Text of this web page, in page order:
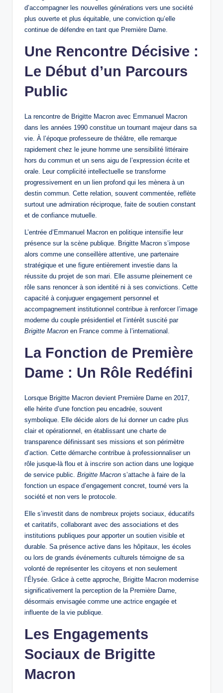
d’accompagner les nouvelles générations vers une société
plus ouverte et plus équitable, une conviction qu’elle
continue de défendre en tant que Première Dame.
Une Rencontre Décisive :
Le Début d’un Parcours
Public
La rencontre de Brigitte Macron avec Emmanuel Macron
dans les années 1990 constitue un tournant majeur dans sa
vie. À l’époque professeure de théâtre, elle remarque
rapidement chez le jeune homme une sensibilité littéraire
hors du commun et un sens aigu de l’expression écrite et
orale. Leur complicité intellectuelle se transforme
progressivement en un lien profond qui les mènera à un
destin commun. Cette relation, souvent commentée, reflète
surtout une admiration réciproque, faite de soutien constant
et de confiance mutuelle.
L’entrée d’Emmanuel Macron en politique intensifie leur
présence sur la scène publique. Brigitte Macron s’impose
alors comme une conseillère attentive, une partenaire
stratégique et une figure entièrement investie dans la
réussite du projet de son mari. Elle assume pleinement ce
rôle sans renoncer à son identité ni à ses convictions. Cette
capacité à conjuguer engagement personnel et
accompagnement institutionnel contribue à renforcer l’image
moderne du couple présidentiel et l’intérêt suscité par
Brigitte Macron en France comme à l’international.
La Fonction de Première
Dame : Un Rôle Redéfini
Lorsque Brigitte Macron devient Première Dame en 2017,
elle hérite d’une fonction peu encadrée, souvent
symbolique. Elle décide alors de lui donner un cadre plus
clair et opérationnel, en établissant une charte de
transparence définissant ses missions et son périmètre
d’action. Cette démarche contribue à professionnaliser un
rôle jusque-là flou et à inscrire son action dans une logique
de service public. Brigitte Macron s’attache à faire de la
fonction un espace d’engagement concret, tourné vers la
société et non vers le protocole.
Elle s’investit dans de nombreux projets sociaux, éducatifs
et caritatifs, collaborant avec des associations et des
institutions publiques pour apporter un soutien visible et
durable. Sa présence active dans les hôpitaux, les écoles
ou lors de grands événements culturels témoigne de sa
volonté de représenter les citoyens et non seulement
l’Élysée. Grâce à cette approche, Brigitte Macron modernise
significativement la perception de la Première Dame,
désormais envisagée comme une actrice engagée et
influente de la vie publique.
Les Engagements
Sociaux de Brigitte
Macron